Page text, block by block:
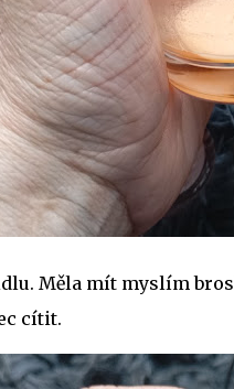
Měla mít myslím
cítit.